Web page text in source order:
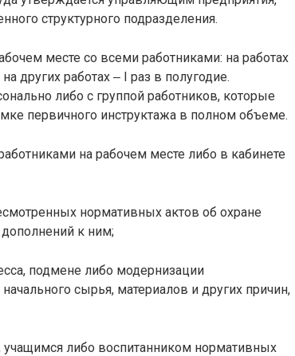
структурного подразделения.
месте со всеми работниками: на работах
других работах ‒ I раз в полугодие.
либо с группой работников, которые
первичного инструктажа в полном объеме.
на рабочем месте либо в кабинете
нормативных актов об охране
к ним;
подмене либо модернизации
сырья, материалов и других причин,
учащимся либо воспитанником нормативных